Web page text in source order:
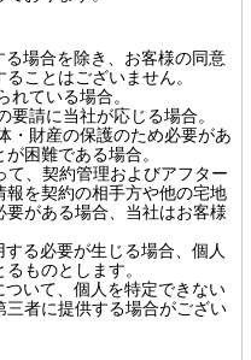
場合を除き、お客様の同意
ことはございません。
ている場合。
請に当社が応じる場合。
・財産の保護のため必要があ
困難である場合。
、契約管理およびアフター
を契約の相手方や他の宅地
がある場合、当社はお客様
る必要が生じる場合、個人
ものとします。
いて、個人を特定できない
者に提供する場合がござい